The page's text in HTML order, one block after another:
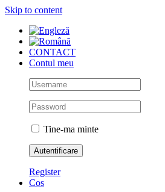
Skip to content
CONTACT
Contul meu
Tine-ma minte
Register
Cos